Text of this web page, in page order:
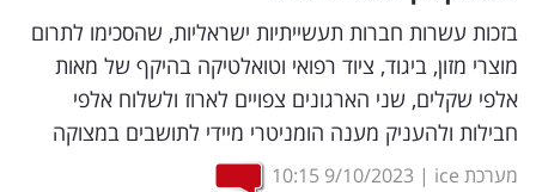
וטק
שיווק
ופרסום
משפט
בזכות עשרות חברות תעשייתיות ישראליות, שהסכימו לתרום
מוצרי מזון, ביגוד, ציוד רפואי וטואלטיקה בהיקף של מאות
אלפי שקלים, שני הארגונים צפויים לארוז ולשלוח אלפי
חבילות ולהעניק מענה הומניטרי מיידי לתושבים במצוקה
מערכת ice |
9/10/2023
10:15